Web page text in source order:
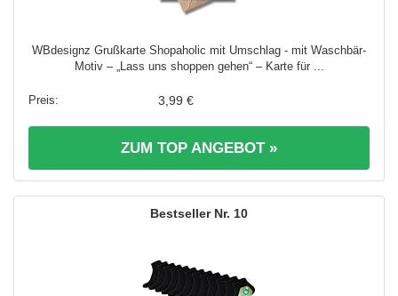
WBdesignz Grußkarte Shopaholic mit Umschlag - mit Waschbär-
Motiv – „Lass uns shoppen gehen“ – Karte für ...
3,99 €
ZUM TOP ANGEBOT »
10